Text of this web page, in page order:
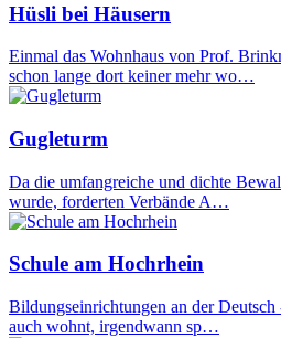
Hüsli bei Häusern
Einmal das Wohnhaus von Prof.
schon lange dort keiner mehr wo…
Gugleturm
Da die umfangreiche und dichte
wurde, forderten Verbände A…
Schule am Hochrhein
Bildungseinrichtungen an der
auch wohnt, irgendwann sp…